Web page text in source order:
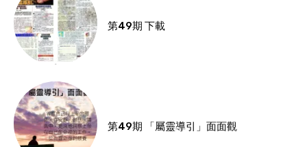
第49期 下載
第49期 「屬靈導引」面面觀